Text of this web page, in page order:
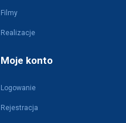
Filmy
Realizacje
Moje konto
Logowanie
Rejestracja